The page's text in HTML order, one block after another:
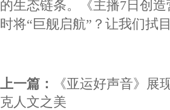
的生态链条。《主播7日创
时将“巨舰启航”？让我们拭目
上一篇：
《亚运好声音》展
克人文之美